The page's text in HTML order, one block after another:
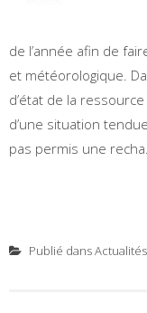
de l’année afin de
et météorologique.
d’état de la
d’une situation
pas permis une
Publié dansActualités